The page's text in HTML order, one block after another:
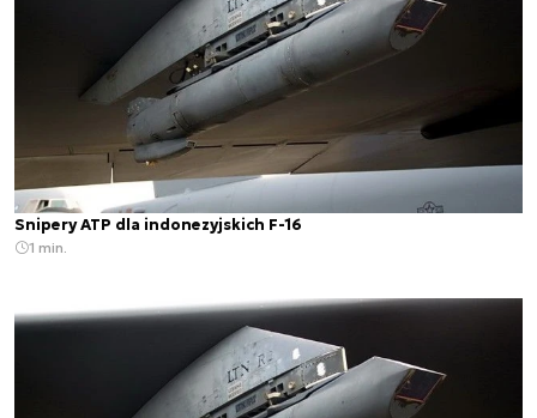
Snipery ATP dla indonezyjskich F-16
1 min.